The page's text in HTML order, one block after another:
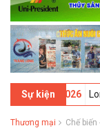
Sự kiện
02-2026 London,
Thương mại Chế